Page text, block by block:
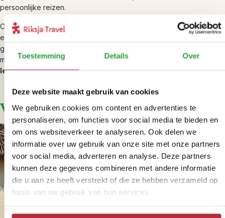
Toestemming Details Over
Deze website maakt gebruik van cookies
We gebruiken cookies om content en advertenties te
personaliseren, om functies voor social media te bieden en
om ons websiteverkeer te analyseren. Ook delen we
informatie over uw gebruik van onze site met onze partners
voor social media, adverteren en analyse. Deze partners
kunnen deze gegevens combineren met andere informatie
die u aan ze heeft verstrekt of die ze hebben verzameld op
basis van uw gebruik van hun services.
persoonlijke reizen.
Onze handpicked hotels kiezen we op basis van onze eigen
ervaringen en samen met onze lokale partners selecteren we de
gaafste activiteiten voor je. Zo bouwen we jouw rondreis op maat
met de meest logische route
waarbij jij de bestemming écht
leert kennen.
Vincent